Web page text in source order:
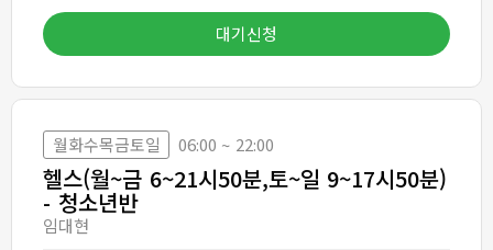
대기신청
헬스(월~금 6~21시50분,토~일 9~17시50분)
- 청소년반
월화수목금토일 06:00 ~ 22:00
임대현